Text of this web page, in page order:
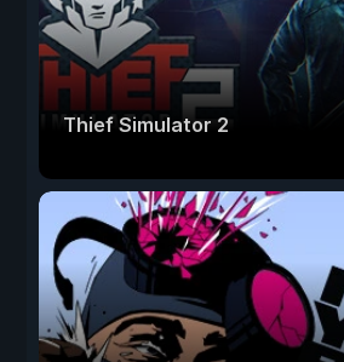
Thief Simulator 2